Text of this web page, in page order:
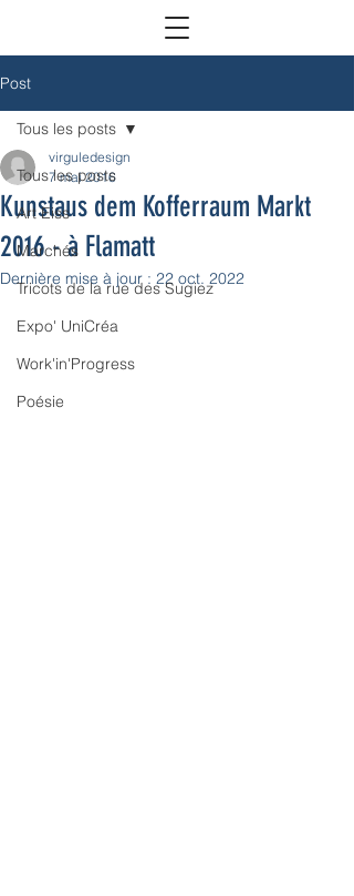
Post
Tous les posts
Art Eiss
Marchés
Tricots de la rue des Sugiez
Expo' UniCréa
Work'in'Progress
Poésie
Tous les posts
Kunstaus dem Kofferraum Markt
2016 - à Flamatt
virguledesign
7 mai 2016
Dernière mise à jour : 22 oct. 2022